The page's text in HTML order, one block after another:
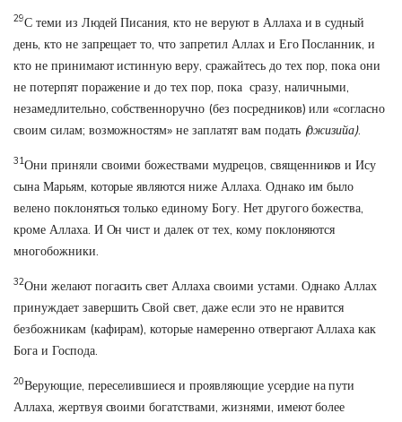
29С теми из Людей Писания, кто не веруют в Аллаха и в судный
день, кто не запрещает то, что запретил Аллах и Его Посланник, и
кто не принимают истинную веру, сражайтесь до тех пор, пока они
не потерпят поражение и до тех пор, пока сразу, наличными,
незамедлительно, собственноручно (без посредников) или «согласно
своим силам; возможностям» не заплатят вам подать (джизийа).
31Они приняли своими божествами мудрецов, священников и Ису
сына Марьям, которые являются ниже Аллаха. Однако им было
велено поклоняться только единому Богу. Нет другого божества,
кроме Аллаха. И Он чист и далек от тех, кому поклоняются
многобожники.
32Они желают погасить свет Аллаха своими устами. Однако Аллах
принуждает завершить Свой свет, даже если это не нравится
безбожникам (кафирам), которые намеренно отвергают Аллаха как
Бога и Господа.
20Верующие, переселившиеся и проявляющие усердие на пути
Аллаха, жертвуя своими богатствами, жизнями, имеют более